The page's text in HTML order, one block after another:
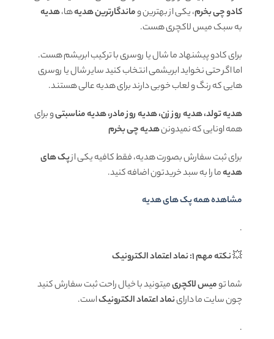
کادو چی بخرم، یکی از بهترین وماندگارترین هدیهها،هدیه
به سبک میس لاکچری هست.
برای کادو پیشنهاد ما شال یا روسری با ترکیب ابریشم هست.
اما اگر حتی نخواید ابریشمی انتخاب کنید سایر شال یا روسری
هایی که رنگ و لعاب خوبی دارند برای هدیه عالی هستند.
هدیه تولد، هدیه روز زن، هدیه روز مادر، هدیه مناسبتیو برای
همه اونایی که نمیدوننهدیه چی بخرم
برای ثبت سفارش بصورت هدیه، فقط کافیه یکی ازپک های
هدیهما را به سبد خریدتون اضافه کنید.
مشاهده همه پک های هدیه
.
💥نکته مهم 1: نماد اعتماد الکترونیک
شما تومیس لاکچریمیتونید با خیال راحت ثبت سفارش کنید
چون سایت ما داراینماد اعتماد الکترونیکاست.
.